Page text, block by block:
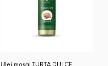
Ulei masaj TURTA DULCE